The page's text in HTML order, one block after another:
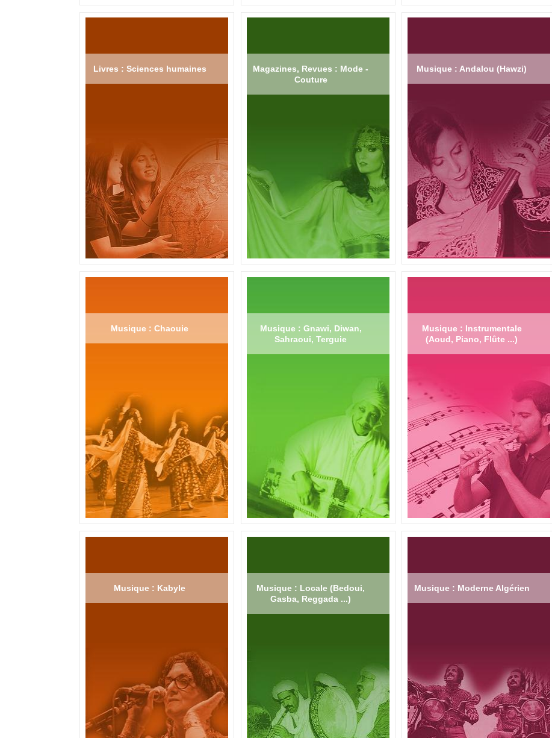
Livres : Sciences humaines
Magazines, Revues : Mode -
Couture
Musique : Andalou (Hawzi)
Musique : Chaouie
Musique : Gnawi, Diwan,
Sahraoui, Terguie
Musique : Instrumentale
(Aoud, Piano, Flûte ...)
Musique : Kabyle
Musique : Locale (Bedoui,
Gasba, Reggada ...)
Musique : Moderne Algérien